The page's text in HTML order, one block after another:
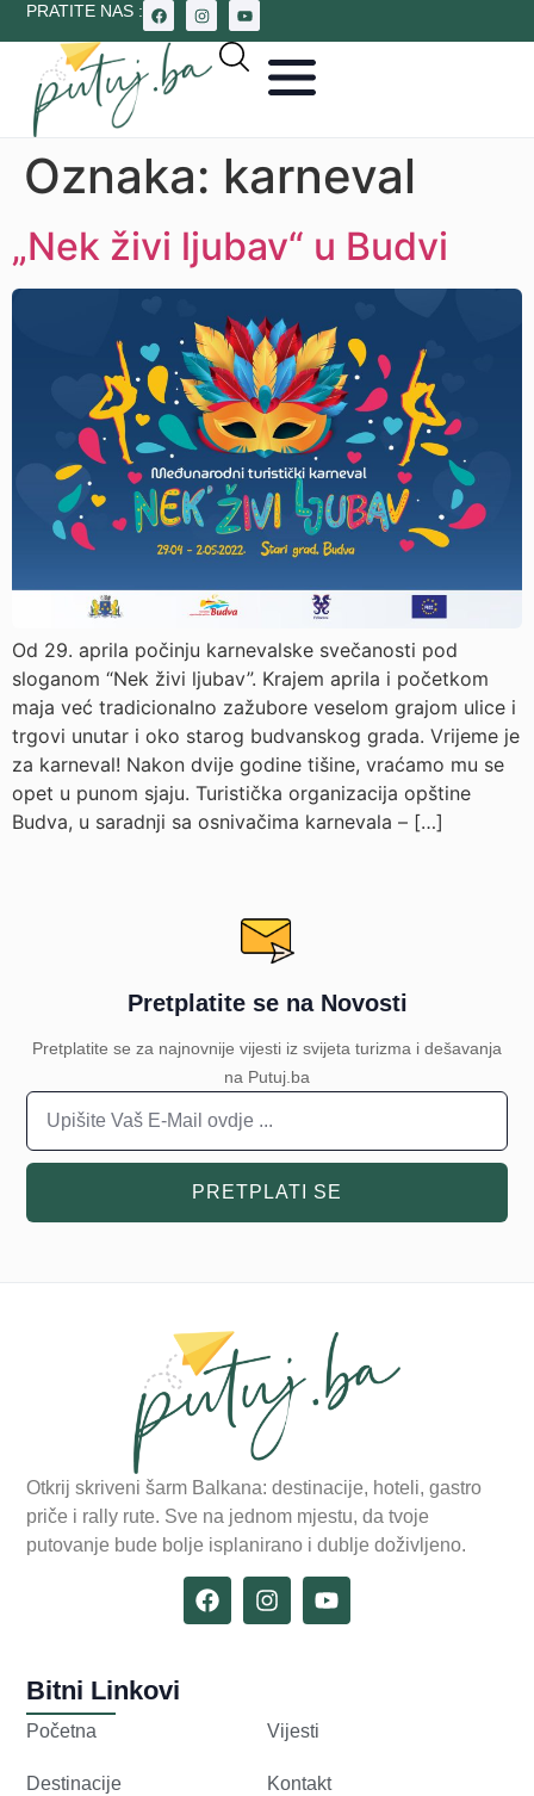
PRATITE NAS :
Oznaka: karneval
„Nek živi ljubav“ u Budvi
Od 29. aprila počinju karnevalske svečanosti pod
sloganom “Nek živi ljubav”. Krajem aprila i početkom
maja već tradicionalno zažubore veselom grajom ulice i
trgovi unutar i oko starog budvanskog grada. Vrijeme je
za karneval! Nakon dvije godine tišine, vraćamo mu se
opet u punom sjaju. Turistička organizacija opštine
Budva, u saradnji sa osnivačima karnevala – […]
Pretplatite se na Novosti
Pretplatite se za najnovnije vijesti iz svijeta turizma i dešavanja
na Putuj.ba
PRETPLATI SE
Otkrij skriveni šarm Balkana: destinacije, hoteli, gastro
priče i rally rute. Sve na jednom mjestu, da tvoje
putovanje bude bolje isplanirano i dublje doživljeno.
Bitni Linkovi
Početna
Destinacije
Vijesti
Kontakt